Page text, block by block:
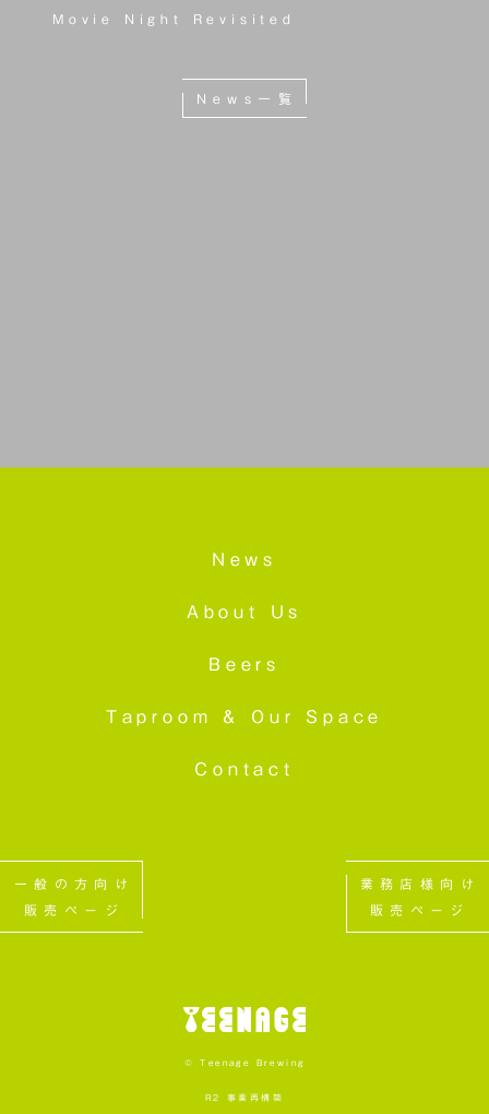
Movie Night Revisited
News一覧
News
About Us
Beers
Taproom & Our Space
Contact
一般の方向け
販売ページ
業務店様向け
販売ページ
© Teenage Brewing
R2 事業再構築